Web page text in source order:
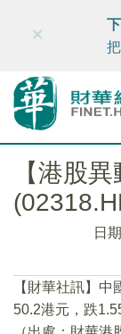
財華智庫
×
【港股
日
【財華社訊】中
50.2港元，跌